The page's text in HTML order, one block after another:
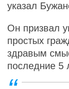
указал
Он призвал
простых
здравым
последние 5